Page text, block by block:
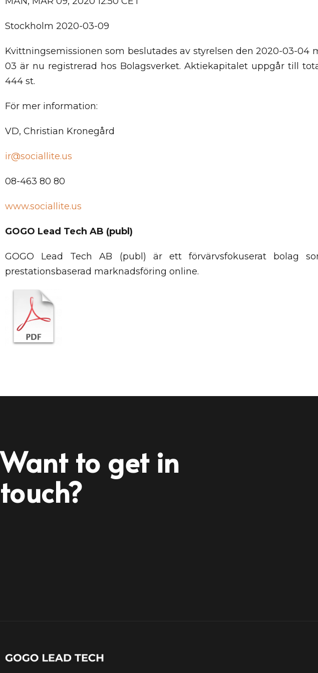
Stockholm 2020-03-09
Kvittningsemissionen som beslutades av styrelsen den 2020-03-04
03 är nu registrerad hos Bolagsverket. Aktiekapitalet uppgår till
444 st.
För mer information:
VD, Christian Kronegård
ir@sociallite.us
08-463 80 80
www.sociallite.us
GOGO Lead Tech AB (publ)
GOGO Lead Tech AB (publ) är ett förvärvsfokuserat bolag
prestationsbaserad marknadsföring online.
Want to get in
touch?